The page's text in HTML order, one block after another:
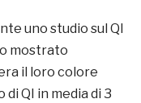
uno studio sul QI
mostrato
il loro colore
QI in media di 3